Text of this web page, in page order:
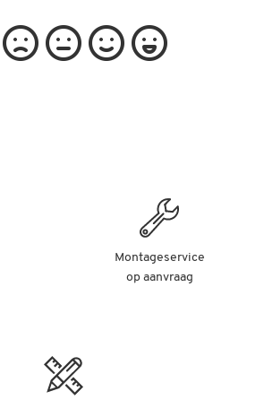
Montageservice
op aanvraag